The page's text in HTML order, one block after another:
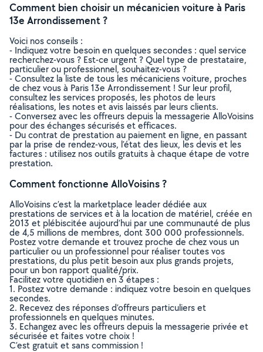
Comment bien choisir un mécanicien voiture à Paris
13e Arrondissement ?
Voici nos conseils :
- Indiquez votre besoin en quelques secondes : quel service
recherchez-vous ? Est-ce urgent ? Quel type de prestataire,
particulier ou professionnel, souhaitez-vous ?
- Consultez la liste de tous les mécaniciens voiture, proches
de chez vous à Paris 13e Arrondissement ! Sur leur profil,
consultez les services proposés, les photos de leurs
réalisations, les notes et avis laissés par leurs clients.
- Conversez avec les offreurs depuis la messagerie AlloVoisins
pour des échanges sécurisés et efficaces.
- Du contrat de prestation au paiement en ligne, en passant
par la prise de rendez-vous, l’état des lieux, les devis et les
factures : utilisez nos outils gratuits à chaque étape de votre
prestation.
Comment fonctionne AlloVoisins ?
AlloVoisins c’est la marketplace leader dédiée aux
prestations de services et à la location de matériel, créée en
2013 et plébiscitée aujourd’hui par une communauté de plus
de 4,5 millions de membres, dont 300 000 professionnels.
Postez votre demande et trouvez proche de chez vous un
particulier ou un professionnel pour réaliser toutes vos
prestations, du plus petit besoin aux plus grands projets,
pour un bon rapport qualité/prix.
Facilitez votre quotidien en 3 étapes :
1. Postez votre demande : indiquez votre besoin en quelques
secondes.
2. Recevez des réponses d’offreurs particuliers et
professionnels en quelques minutes.
3. Echangez avec les offreurs depuis la messagerie privée et
sécurisée et faites votre choix !
C’est gratuit et sans commission !